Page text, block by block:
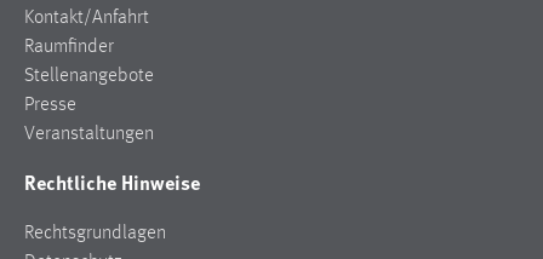
Kontakt/Anfahrt
Raumfinder
Stellenangebote
Presse
Veranstaltungen
Rechtliche Hinweise
Rechtsgrundlagen
Cookie Laufzeit:
MibewSessionID, mibew-chat-frame-style-
5e9dbeb1811c0446 = Sitzungslaufzeit, mibew_locale = 3
Jahre, MIBEW_UserID = 1 Jahr
fe_user, be_user, be_lastLoginProvider